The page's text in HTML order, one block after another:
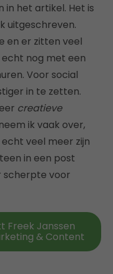
in het artikel. Het is
uitgeschreven.
en er zitten veel
echt nog met een
Voor social
in te zetten.
creatieve
ik vaak over,
veel meer zijn
in een post
scherpte voor
Freek Janssen
& Content